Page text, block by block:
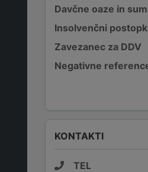
Davčne oaze in
Insolvenčni
Zavezanec za DDV
Negativne
KONTAKTI
TEL